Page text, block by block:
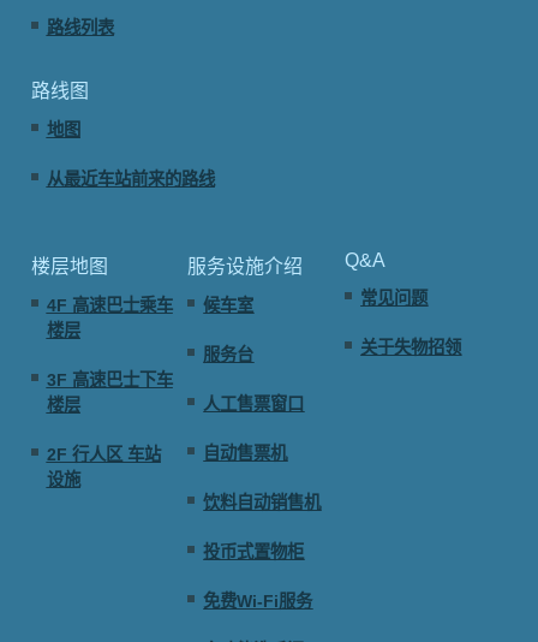
路线列表
路线图
地图
从最近车站前来的路线
楼层地图
4F 高速巴士乘车
楼层
3F 高速巴士下车
楼层
2F 行人区 车站
设施
服务设施介绍
候车室
服务台
人工售票窗口
自动售票机
饮料自动销售机
投币式置物柜
免费Wi-Fi服务
Q&A
常见问题
关于失物招领